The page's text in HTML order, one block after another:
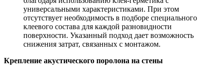
универсальными характеристиками. При этом
отсутствует необходимость в подборе специального
клеевого состава для каждой разновидности
поверхности. Указанный подход дает возможность
снижения затрат, связанных с монтажом.
Крепление акустического поролона на стены